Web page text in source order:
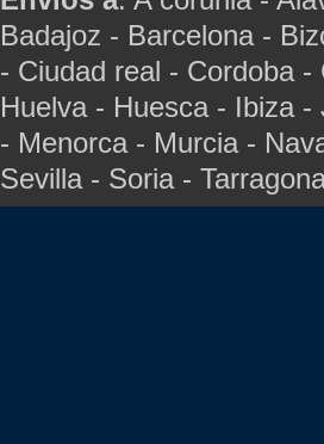
Badajoz - Barcelona -
- Ciudad real - Cordoba
Huelva - Huesca - Ibiza
- Menorca - Murcia -
Sevilla - Soria -